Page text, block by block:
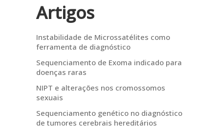
Artigos
Instabilidade de Microssatélites como
ferramenta de diagnóstico
Sequenciamento de Exoma indicado para
doenças raras
NIPT e alterações nos cromossomos
sexuais
Sequenciamento genético no diagnóstico
de tumores cerebrais hereditários